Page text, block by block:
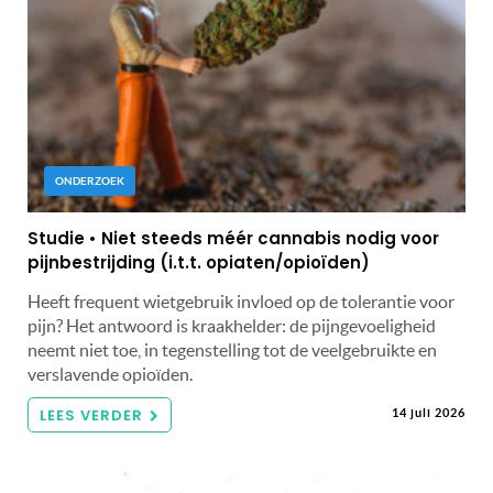
ONDERZOEK
Studie • Niet steeds méér cannabis nodig voor
pijnbestrijding (i.t.t. opiaten/opioïden)
Heeft frequent wietgebruik invloed op de tolerantie voor
pijn? Het antwoord is kraakhelder: de pijngevoeligheid
neemt niet toe, in tegenstelling tot de veelgebruikte en
verslavende opioïden.
LEES VERDER 14 juli 2026